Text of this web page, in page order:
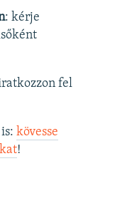
: kérje
fel
is: kövesse
! ​